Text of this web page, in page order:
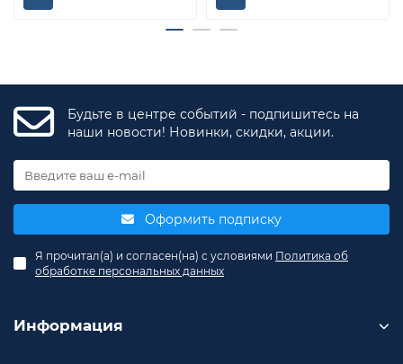
Будьте в центре событий - подпишитесь на
наши новости! Новинки, скидки, акции.
Оформить подписку
Я прочитал(а) и согласен(на) с условиями Политика об
обработке персональных данных
Информация